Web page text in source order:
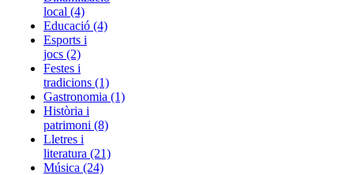
local (4)
Educació (4)
Esports i
jocs (2)
Festes i
tradicions (1)
Gastronomia (1)
Història i
patrimoni (8)
Lletres i
literatura (21)
Música (24)